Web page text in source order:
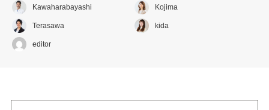
Kawaharabayashi Kojima
Terasawa kida
editor